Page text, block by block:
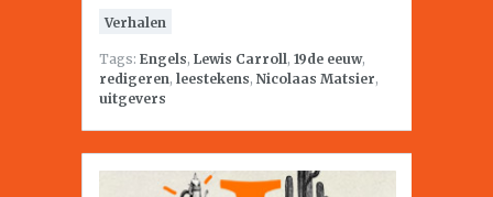
Verhalen
Tags: Engels, Lewis Carroll, 19de eeuw,
redigeren, leestekens, Nicolaas Matsier,
uitgevers